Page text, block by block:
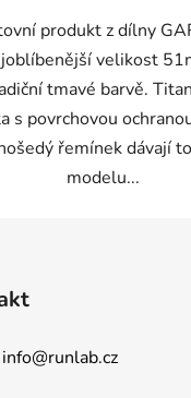
produkt z dílny
velikost
tmavé barvě.
s povrchovou
řemínek dávají
modelu...
info@runlab.cz